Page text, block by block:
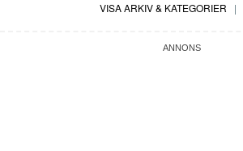
VISA ARKIV & KATEGORIER |